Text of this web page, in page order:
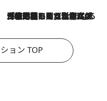
2026.8.3
「住宅建てられない…」「サーチャージ料の高値が続いている」ホルムズ海峡封鎖による影響はいつまで続く？《エネルギー専門家に聞く“どうなる日本の暮らし”》
ョン TOP